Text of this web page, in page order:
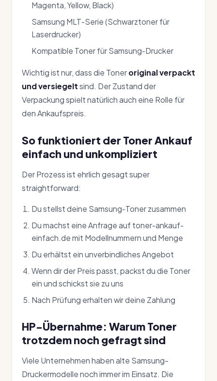
Magenta, Yellow, Black)
Samsung MLT-Serie (Schwarztoner für
Laserdrucker)
Kompatible Toner für Samsung-Drucker
Wichtig ist nur, dass die Toneroriginal verpackt
und versiegeltsind. Der Zustand der
Verpackung spielt natürlich auch eine Rolle für
den Ankaufspreis.
So funktioniert der Toner Ankauf
einfach und unkompliziert
Der Prozess ist ehrlich gesagt super
straightforward:
Du stellst deine Samsung-Toner zusammen
Du machst eine Anfrage auf toner-ankauf-
einfach.de mit Modellnummern und Menge
Du erhältst ein unverbindliches Angebot
Wenn dir der Preis passt, packst du die Toner
ein und schickst sie zu uns
Nach Prüfung erhalten wir deine Zahlung
HP-Übernahme: Warum Toner
trotzdem noch gefragt sind
Viele Unternehmen haben alte Samsung-
Druckermodelle noch immer im Einsatz. Die